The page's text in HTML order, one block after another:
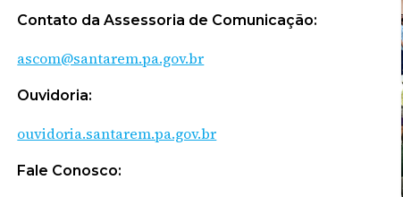
Contato da Assessoria de Comunicação:
ascom@santarem.pa.gov.br
Ouvidoria:
ouvidoria.santarem.pa.gov.br
Fale Conosco: